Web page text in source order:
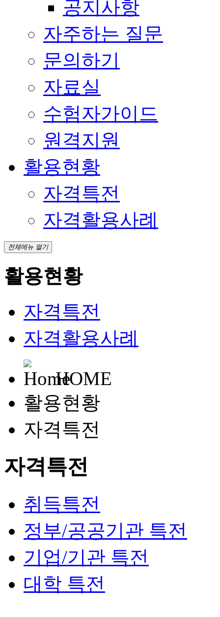
공지사항
자주하는 질문
문의하기
자료실
수험자가이드
원격지원
활용현황
자격특전
자격활용사례
전체메뉴 열기
활용현황
자격특전
자격활용사례
HOME
활용현황
자격특전
자격특전
취득특전
정부/공공기관 특전
기업/기관 특전
대학 특전